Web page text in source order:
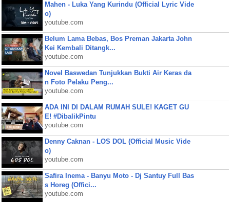
Mahen - Luka Yang Kurindu (Official Lyric Vide
o)
youtube.com
Belum Lama Bebas, Bos Preman Jakarta John
Kei Kembali Ditangk...
youtube.com
Novel Baswedan Tunjukkan Bukti Air Keras da
n Foto Pelaku Peng...
youtube.com
ADA INI DI DALAM RUMAH SULE! KAGET GU
E! #DibalikPintu
youtube.com
Denny Caknan - LOS DOL (Official Music Vide
o)
youtube.com
Safira Inema - Banyu Moto - Dj Santuy Full Bas
s Horeg (Offici...
youtube.com